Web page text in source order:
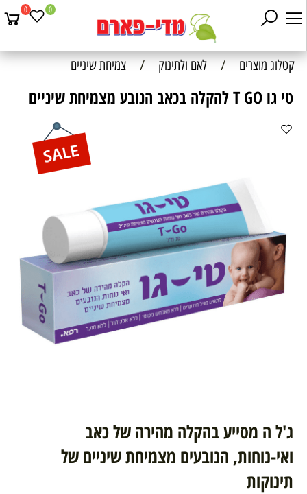
0 0
קטלוג מוצרים / לאם ולתינוק / צמיחת שיניים
טי גו T GO להקלה בכאב הנובע מצמיחת שיניים
ג'ל ה מסייע בהקלה מהירה של כאב
ואי-נוחות, הנובעים מצמיחת שיניים של
תינוקות